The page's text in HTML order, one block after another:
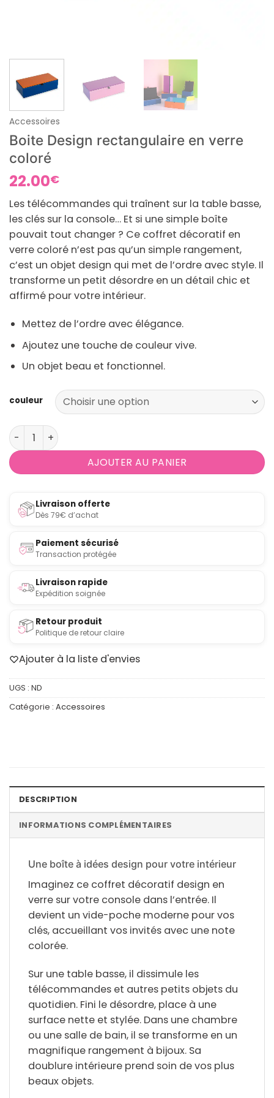
Accessoires
Boite Design rectangulaire en verre
coloré
22.00€
Les télécommandes qui traînent sur la table basse,
les clés sur la console… Et si une simple boîte
pouvait tout changer ? Ce coffret décoratif en
verre coloré n’est pas qu’un simple rangement,
c’est un objet design qui met de l’ordre avec style. Il
transforme un petit désordre en un détail chic et
affirmé pour votre intérieur.
Mettez de l’ordre avec élégance.
Ajoutez une touche de couleur vive.
Un objet beau et fonctionnel.
couleur
quantité de Boite Design rectangulaire en verre coloré
AJOUTER AU PANIER
Livraison offerte
Dès 79€ d’achat
Paiement sécurisé
Transaction protégée
Livraison rapide
Expédition soignée
Retour produit
Politique de retour claire
Ajouter à la liste d'envies
UGS : ND
Catégorie : Accessoires
DESCRIPTION
INFORMATIONS COMPLÉMENTAIRES
Une boîte à idées design pour votre intérieur
Imaginez ce coffret décoratif design en
verre sur votre console dans l’entrée. Il
devient un vide-poche moderne pour vos
clés, accueillant vos invités avec une note
colorée.
Sur une table basse, il dissimule les
télécommandes et autres petits objets du
quotidien. Fini le désordre, place à une
surface nette et stylée. Dans une chambre
ou une salle de bain, il se transforme en un
magnifique rangement à bijoux. Sa
doublure intérieure prend soin de vos plus
beaux objets.